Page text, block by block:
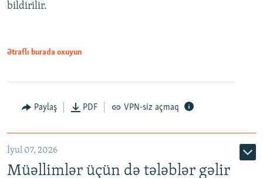
bildirilir.
Ətraflı burada oxuyun
Paylaş PDF VPN-siz açmaq
İyul 07, 2026
Müəllimlər üçün də tələblər gəlir